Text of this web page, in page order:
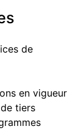
de
en vigueur
tiers